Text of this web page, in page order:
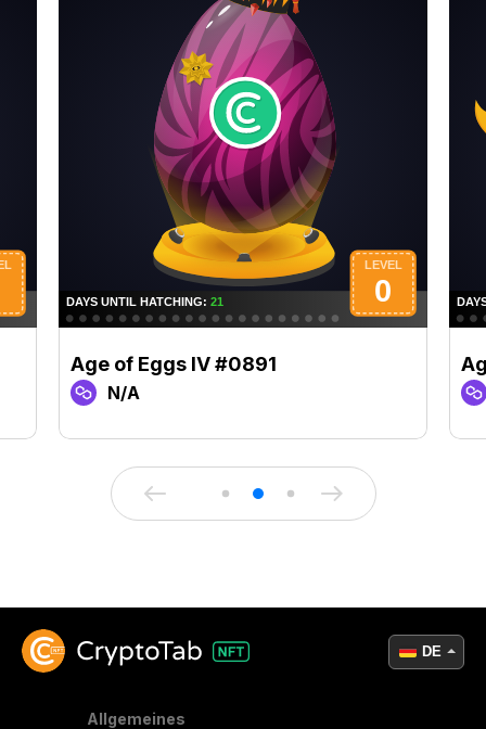
Age of Eggs IV #0891
N/A
Allgemeines
DE